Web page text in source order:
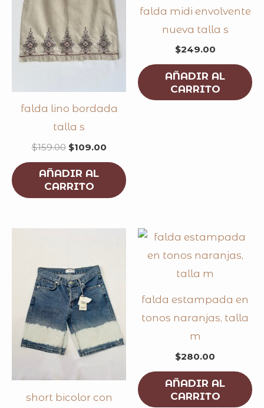
falda lino bordada
talla s
$159.00 $109.00
AÑADIR AL
CARRITO
falda midi envolvente
nueva talla s
$249.00
AÑADIR AL
CARRITO
short bicolor con
falda estampada en
tonos naranjas, talla
m
$280.00
AÑADIR AL
CARRITO